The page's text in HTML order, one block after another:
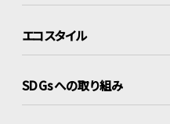
エコスタイル
SDGsへの取り組み